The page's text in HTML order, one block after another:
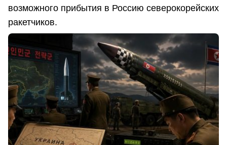
возможного прибытия в Россию северокорейских
ракетчиков.